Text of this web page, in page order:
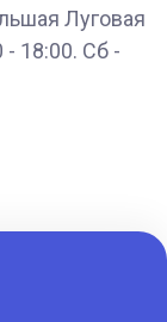
Луговая
18:00. Сб -